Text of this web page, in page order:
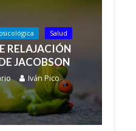
Salud
RELAJACIÓN
JACOBSON
Iván Pico